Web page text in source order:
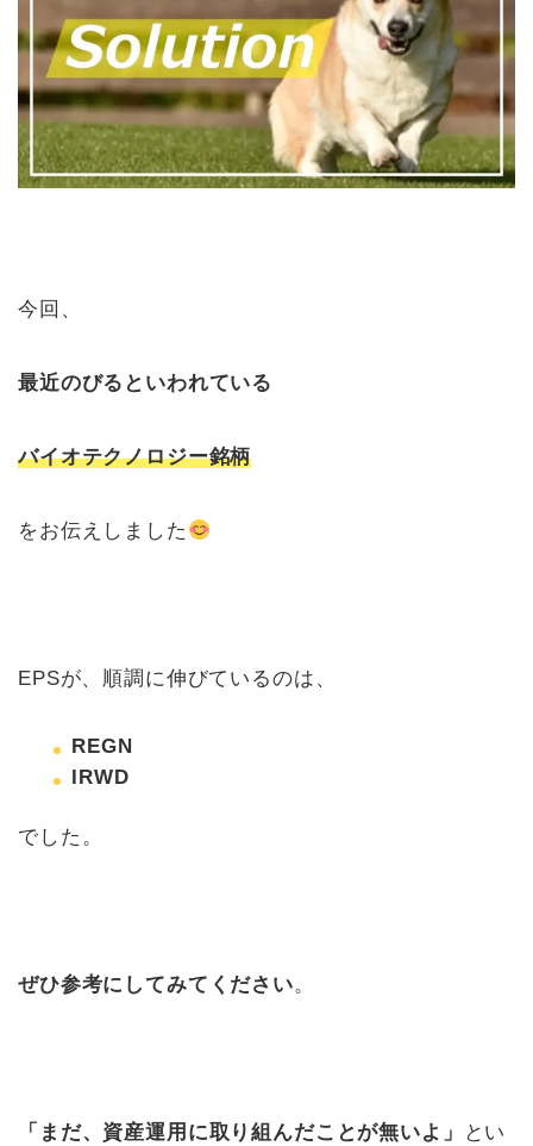
今回、
最近のびるといわれている
バイオテクノロジー銘柄
をお伝えしました
EPSが、順調に伸びているのは、
REGN
IRWD
でした。
ぜひ参考にしてみてください。
「まだ、資産運用に取り組んだことが無いよ」
とい